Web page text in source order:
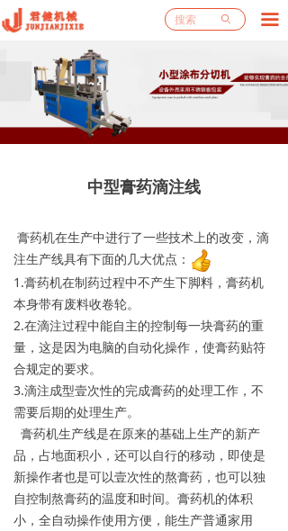
끀
网站首页
关于我们
产品中心
工程案例
售后服务
联系我们
ꄙ
膏药机在生产中进行了一些技术上的改变，滴
注生产线具有下面的几大优点：
1.膏药机在制药过程中不产生下脚料，膏药机
本身带有废料收卷轮。
2.在滴注过程中能自主的控制每一块膏药的重
量，这是因为电脑的自动化操作，使膏药贴符
合规定的要求。
3.滴注成型壹次性的完成膏药的处理工作，不
需要后期的处理生产。
膏药机生产线是在原来的基础上生产的新产
品，占地面积小，还可以自行的移动，即使是
新操作者也是可以壹次性的熬膏药，也可以独
自控制熬膏药的温度和时间。膏药机的体积
小，全自动操作使用方便，能生产普通家用
中型膏药滴注线